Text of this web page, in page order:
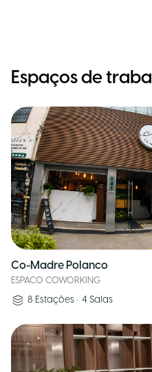
Espaços de
Co-Madre Polanco
ESPACO COWORKING
8 Estações • 4 Salas